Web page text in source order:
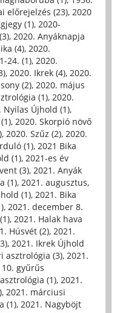
előrejelzés (23), 2020
(1), 2020-
, 2020. Anyáknapja
(4), 2020.
24. (1), 2020.
, 2020. Ikrek (4), 2020.
(2), 2020. május
(1), 2020.
Nyilas Újhold (1),
, 2020. Skorpió növő
, 2020. Szűz (2), 2020.
(1), 2021 Bika
(1), 2021-es év
(3), 2021. Anyák
(1), 2021. augusztus,
(1), 2021. Bika
, 2021. december 8.
, 2021. Halak hava
Húsvét (2), 2021.
, 2021. Ikrek Újhold
asztrológia (3), 2021.
gyűrűs
(1), 2021.
, 2021. márciusi
(1), 2021. Nagyböjt